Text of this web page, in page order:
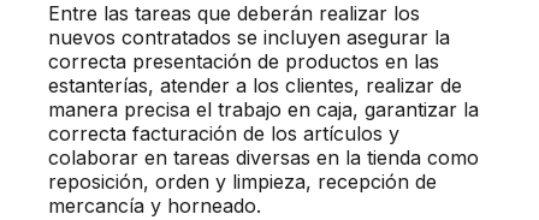
Entre las tareas que deberán realizar los
nuevos contratados se incluyen asegurar la
correcta presentación de productos en las
estanterías, atender a los clientes, realizar de
manera precisa el trabajo en caja, garantizar la
correcta facturación de los artículos y
colaborar en tareas diversas en la tienda como
reposición, orden y limpieza, recepción de
mercancía y horneado.